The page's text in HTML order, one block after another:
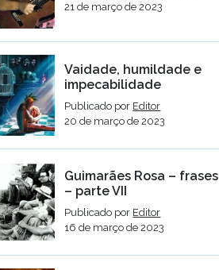
21 de março de 2023
Vaidade, humildade e
impecabilidade
Publicado por Editor
20 de março de 2023
Guimarães Rosa – frases
– parte VII
Publicado por Editor
16 de março de 2023